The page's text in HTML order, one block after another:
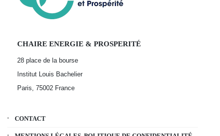
CHAIRE ENERGIE & PROSPERITÉ
28 place de la bourse
Institut Louis Bachelier
Paris, 75002 France
CONTACT